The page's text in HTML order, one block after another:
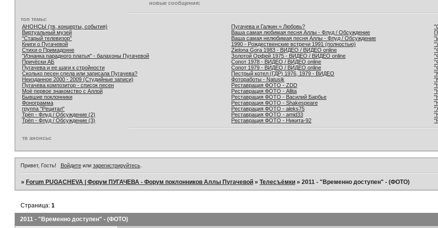
новые сообщения:
топ темы:
АНОНСЫ (тв, концерты, события)
Виртуальный музей
"Старый телевизор"
Книги о Пугачевой
Стихи о Примадонне
"Изнанка парадного платья" - балахоны Пугачевой
Причёски АБ
Пугачева и ее шаги к стройности
Сколько песен спела или записала Пугачева?
Неизданное 2000 - 2009 (Студийные записи)
Пугачева композитор - список песен
Моё первое знакомство с Аллой
Бывшие поклонники
Фонограмма
группа "Рецитал"
Трёп - Флуд / Обсуждение (2)
Трёп - Флуд / Обсуждение (3)
Пугачева и Галкин = Любовь?
Ваша самая любимая песня Аллы - Флуд / Обсуждение
Ваша самая нелюбимая песня Аллы - Флуд / Обсуждение
1990 - Рождественские встречи 1991 (полностью)
Zielona Gora 1983 - ВИДЕО / ВИДЕО online
Золотой Орфей 1975 - ВИДЕО / ВИДЕО online
Сопот 1978 - ВИДЕО / ВИДЕО online
Сопот 1979 - ВИДЕО / ВИДЕО online
Пестрый котел (ГДР) 1976, 1979 - ВИДЕО
Фотоработы - Natusik
Реставрация ФОТО - ZDD
Реставрация ФОТО - Allita
Реставрация ФОТО - Василий Барбье
Реставрация ФОТО - Shakespeare
Реставрация ФОТО - aleks75
Реставрация ФОТО - amid33
Реставрация ФОТО - Никита-92
тв анонсы:
Привет, Гость! Войдитеили зарегистрируйтесь.
»Forum PUGACHEVA | Форум ПУГАЧЕВА - Форум поклонников Аллы Пугачевой »Телесъёмки »2011 - "Временно доступен" - (ФОТО)
2011 - "Временно доступен" - (ФОТО)
Страница:1